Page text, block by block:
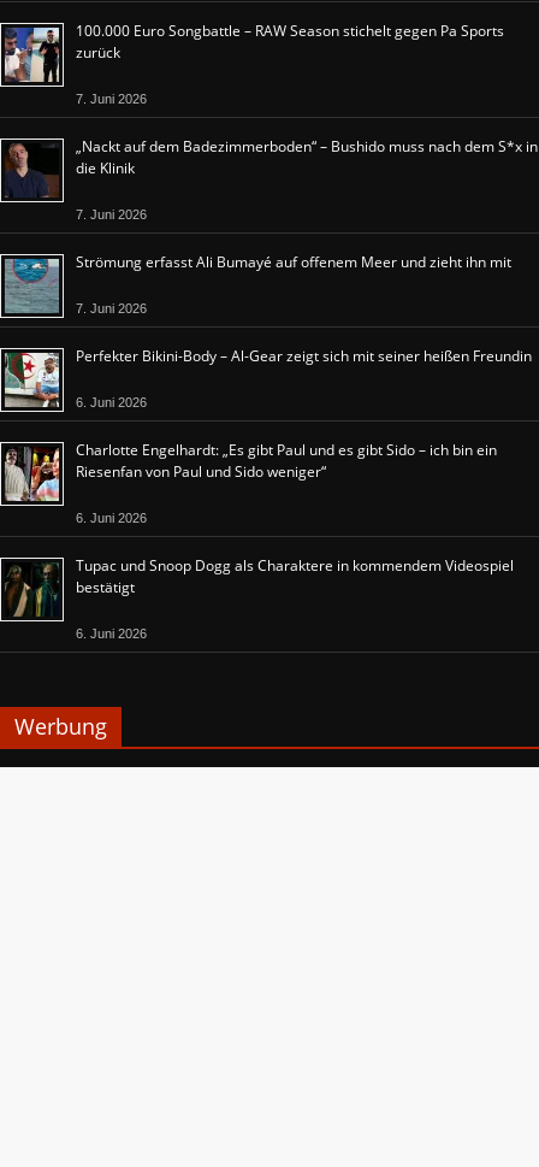
100.000 Euro Songbattle – RAW Season stichelt gegen Pa Sports
zurück
7. Juni 2026
„Nackt auf dem Badezimmerboden“ – Bushido muss nach dem S*x in
die Klinik
7. Juni 2026
Strömung erfasst Ali Bumayé auf offenem Meer und zieht ihn mit
7. Juni 2026
Perfekter Bikini-Body – Al-Gear zeigt sich mit seiner heißen Freundin
6. Juni 2026
Charlotte Engelhardt: „Es gibt Paul und es gibt Sido – ich bin ein
Riesenfan von Paul und Sido weniger“
6. Juni 2026
Tupac und Snoop Dogg als Charaktere in kommendem Videospiel
bestätigt
6. Juni 2026
Werbung